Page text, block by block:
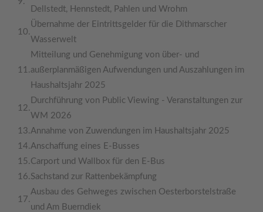
Dellstedt, Hennstedt, Pahlen und Wrohm
10.
Übernahme der Eintrittsgelder für die Dithmarscher
Wasserwelt
11.
Mitteilung und Genehmigung von über- und
außerplanmäßigen Aufwendungen und Auszahlungen im
Haushaltsjahr 2025
12.
Durchführung von Public Viewing - Veranstaltungen zur
WM 2026
13.Annahme von Zuwendungen im Haushaltsjahr 2025
14.Anschaffung eines E-Busses
15. Carport und Wallbox für den E-Bus
16. Sachstand zur Rattenbekämpfung
17.
Ausbau des Gehweges zwischen Oesterborstelstraße
und Am Buerndiek